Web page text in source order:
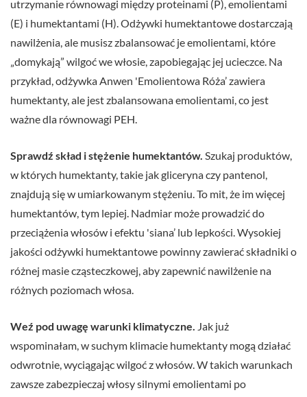
utrzymanie równowagi między proteinami (P), emolientami
(E) i humektantami (H). Odżywki humektantowe dostarczają
nawilżenia, ale musisz zbalansować je emolientami, które
„domykają” wilgoć we włosie, zapobiegając jej ucieczce. Na
przykład, odżywka Anwen 'Emolientowa Róża’ zawiera
humektanty, ale jest zbalansowana emolientami, co jest
ważne dla równowagi PEH.
Sprawdź skład i stężenie humektantów. Szukaj produktów,
w których humektanty, takie jak gliceryna czy pantenol,
znajdują się w umiarkowanym stężeniu. To mit, że im więcej
humektantów, tym lepiej. Nadmiar może prowadzić do
przeciążenia włosów i efektu 'siana’ lub lepkości. Wysokiej
jakości odżywki humektantowe powinny zawierać składniki o
różnej masie cząsteczkowej, aby zapewnić nawilżenie na
różnych poziomach włosa.
Weź pod uwagę warunki klimatyczne. Jak już
wspominałam, w suchym klimacie humektanty mogą działać
odwrotnie, wyciągając wilgoć z włosów. W takich warunkach
zawsze zabezpieczaj włosy silnymi emolientami po